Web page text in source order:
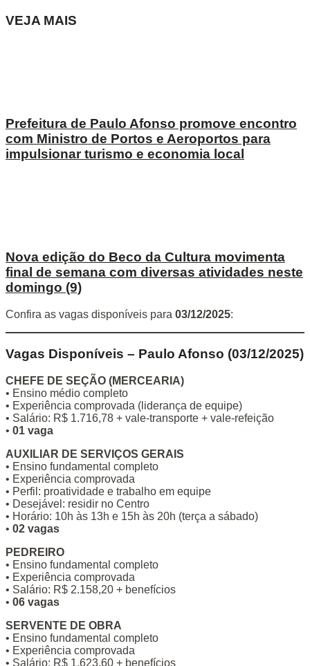
VEJA MAIS
Prefeitura de Paulo Afonso promove encontro
com Ministro de Portos e Aeroportos para
impulsionar turismo e economia local
Nova edição do Beco da Cultura movimenta
final de semana com diversas atividades neste
domingo (9)
Confira as vagas disponíveis para 03/12/2025:
Vagas Disponíveis – Paulo Afonso (03/12/2025)
CHEFE DE SEÇÃO (MERCEARIA)
• Ensino médio completo
• Experiência comprovada (liderança de equipe)
• Salário: R$ 1.716,78 + vale-transporte + vale-refeição
• 01 vaga
AUXILIAR DE SERVIÇOS GERAIS
• Ensino fundamental completo
• Experiência comprovada
• Perfil: proatividade e trabalho em equipe
• Desejável: residir no Centro
• Horário: 10h às 13h e 15h às 20h (terça a sábado)
• 02 vagas
PEDREIRO
• Ensino fundamental completo
• Experiência comprovada
• Salário: R$ 2.158,20 + benefícios
• 06 vagas
SERVENTE DE OBRA
• Ensino fundamental completo
• Experiência comprovada
• Salário: R$ 1.623,60 + benefícios